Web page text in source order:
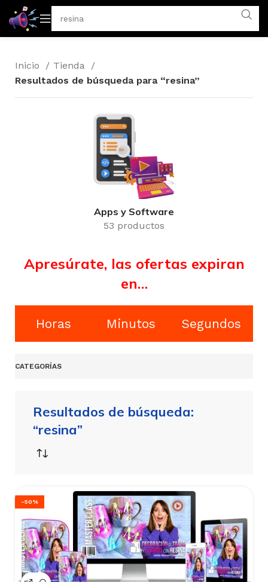
Inicio
Tienda
Resultados de búsqueda para “resina”
Apps y Software
53 productos
Apresúrate, las ofertas expiran
en…
Horas Minutos Segundos
CATEGORÍAS
Resultados de búsqueda:
“resina”
-50%